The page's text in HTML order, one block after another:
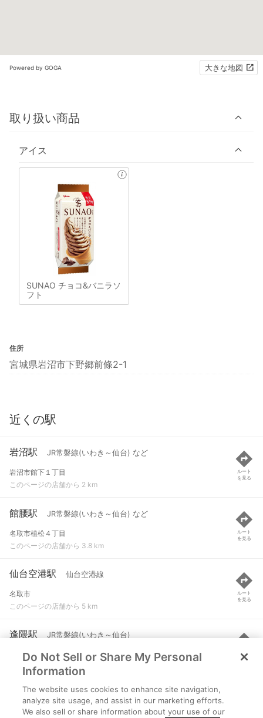
Powered by GOGA 大きな地図
取り扱い商品
アイス
SUNAO チョコ&バニラソ
フト
住所
宮城県岩沼市下野郷前條2-1
近くの駅
岩沼駅 JR常磐線(いわき～仙台) など
岩沼市館下１丁目
このページの店舗から 2 km
ルート
を見る
館腰駅 JR常磐線(いわき～仙台) など
名取市植松４丁目
このページの店舗から 3.8 km
ルート
を見る
仙台空港駅 仙台空港線
名取市
このページの店舗から 5 km
ルート
を見る
逢隈駅 JR常磐線(いわき～仙台)
亘理郡亘理町逢隈下郡字椿山
このページの店舗から 5.4 km
ルート
を見る
美田園駅 仙台空港線
名取市下増田字大橋本５４番地
Do Not Sell or Share My Personal
Information
The website uses cookies to enhance site navigation,
analyze site usage, and assist in our marketing efforts.
We also sell or share information about your use of our